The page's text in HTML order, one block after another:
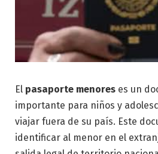
El pasaporte menores es un
importante para niños y
viajar fuera de su país. Este
identificar al menor en el